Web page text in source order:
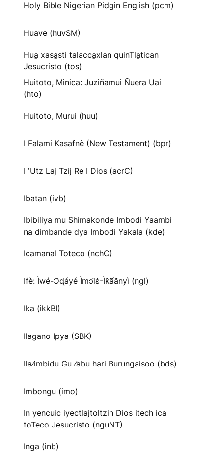
Holy Bible Nigerian Pidgin English (pcm)
Huave (huvSM)
Hua̱ xasa̱sti talacca̱xlan quinTla̱tican
Jesucristo (tos)
Huitoto, Minica: Juziñamui Ñuera Uai
(hto)
Huitoto, Murui (huu)
I Falami Kasafnè (New Testament) (bpr)
I ʼUtz Laj Tzij Re I Dios (acrC)
Ibatan (ivb)
Ibibiliya mu Shimakonde Imbodi Yaambi
na dimbande dya Imbodi Yakala (kde)
Icamanal Toteco (nchC)
Ifè: Ìwé-Ɔ̀ɖáyé Ìmↄl̀ɛ̀-Ìk̀ã́ã̀nyì (ngl)
Ika (ikkBI)
Ilagano Ipya (SBK)
Ila⁄imbidu Gu ⁄abu hari Burungaisoo (bds)
Imbongu (imo)
In yencuic iyectlajtoltzin Dios itech ica
toTeco Jesucristo (nguNT)
Inga (inb)